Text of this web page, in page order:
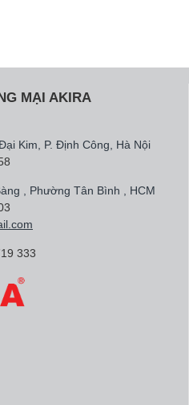
MẠI AKIRA
Kim, P. Định Công, Hà Nội
, Phường Tân Bình , HCM
333